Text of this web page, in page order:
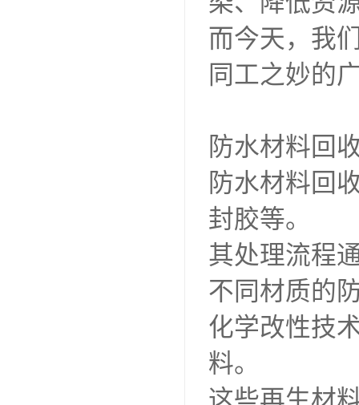
而今天，我
同工之妙的
防水材料回
防水材料回
封胶等。
其处理流程
不同材质的
化学改性技
料。